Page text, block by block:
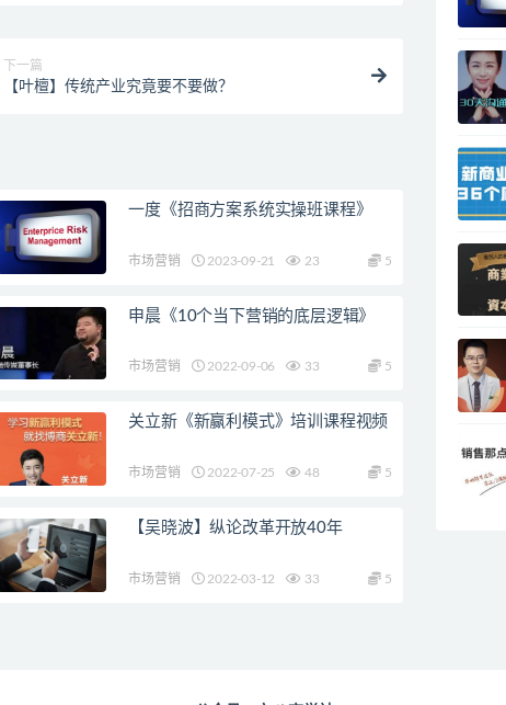
下一篇
【叶檀】传统产业究竟要不要做？
一度《招商方案系统实操班课程》
市场营销 2023-09-21 23 5
申晨《10个当下营销的底层逻辑》
市场营销 2022-09-06 33 5
关立新《新赢利模式》培训课程视频
市场营销 2022-07-25 48 5
【吴晓波】纵论改革开放40年
市场营销 2022-03-12 33 5